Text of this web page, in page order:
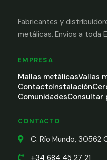
Fabricantes y
metálicas. Envíos a toda
EMPRESA
Mallas metálicasVallas
ContactoInstalación
ComunidadesConsultar
CONTACTO
C. Río Mundo, 30562
+34 684 45 27 21